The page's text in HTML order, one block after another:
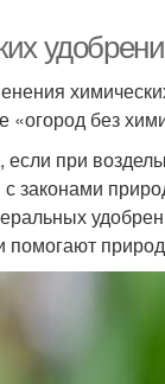
без
если при
с законами